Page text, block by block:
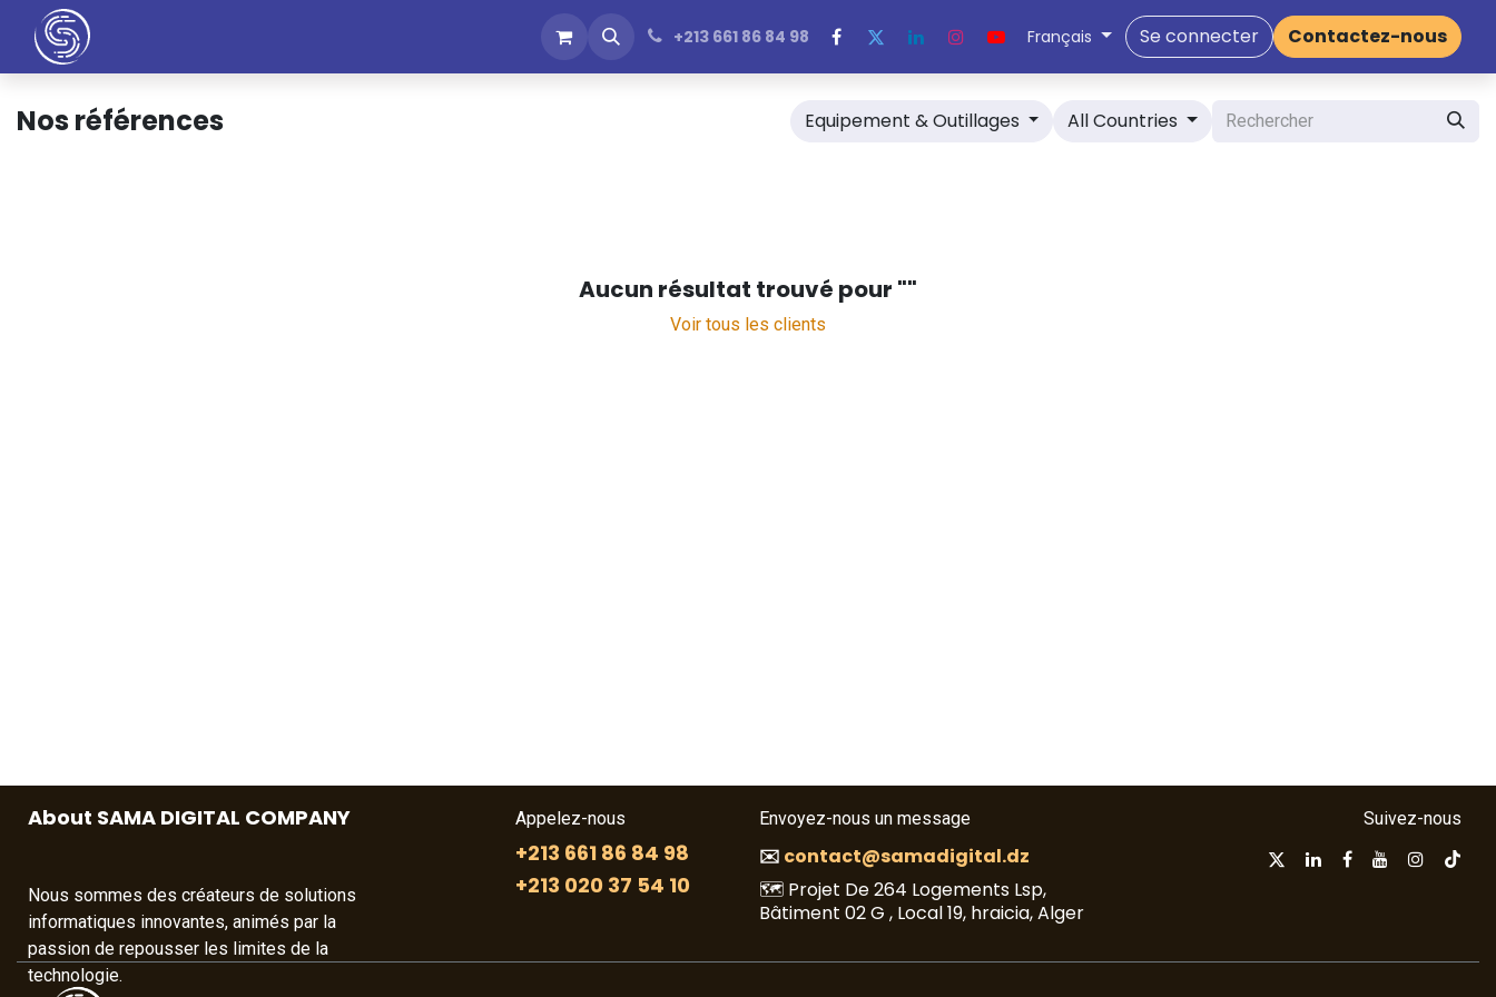
Nos Produits Rejoignez-nous Emplois News & Blogs
+213 661 86 84 98 Français Se connecter Contactez-nous
Nos références Equipement & Outillages All Countries
Aucun résultat trouvé pour ""
Voir tous les clients
About SAMA DIGITAL COMPANY
Nous sommes des créateurs de solutions
informatiques innovantes, animés par la
passion de repousser les limites de la
technologie.​
Suivez-nous
Envoyez-nous un message
✉️ contact@samadigital.dz
🗺️ Projet De 264 Logements Lsp,
Bâtiment 02 G , Local 19, hraicia, Alger
Appelez-nous
+213 661 86 84 98
+213 020 37 54 10